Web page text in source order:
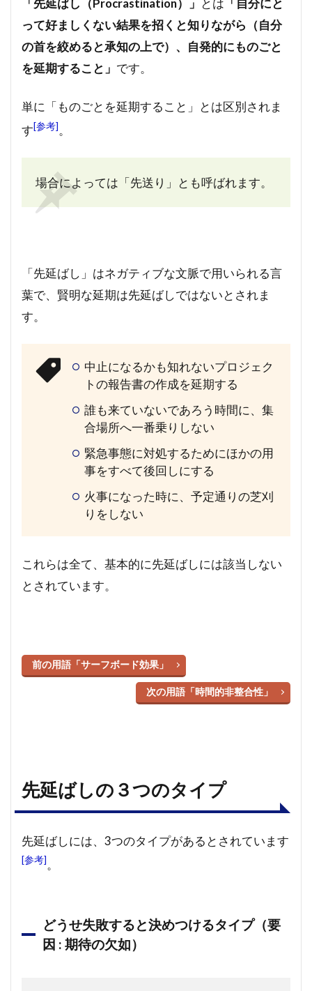
「先延ばし（Procrastination）」 とは 「自分にと
って好ましくない結果を招くと知りながら（自分
の首を絞めると承知の上で）、自発的にものごと
を延期すること」 です。
単に「ものごとを延期すること」とは区別されま
す[参考]。
場合によっては「先送り」とも呼ばれます。
「先延ばし」はネガティブな文脈で用いられる言
葉で、賢明な延期は先延ばしではないとされま
す。
中止になるかも知れないプロジェク
トの報告書の作成を延期する
誰も来ていないであろう時間に、集
合場所へ一番乗りしない
緊急事態に対処するためにほかの用
事をすべて後回しにする
火事になった時に、予定通りの芝刈
りをしない
これらは全て、基本的に先延ばしには該当しない
とされています。
前の用語「サーフボード効果」
次の用語「時間的非整合性」
先延ばしの３つのタイプ
先延ばしには、3つのタイプがあるとされています
[参考]
どうせ失敗すると決めつけるタイプ（要
因 : 期待の欠如）